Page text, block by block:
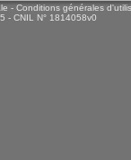
- Conditions générales
- CNIL N° 1814058v0